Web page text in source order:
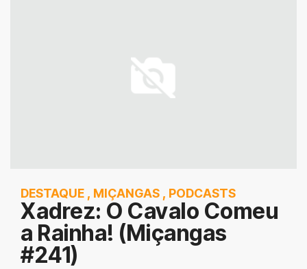
DESTAQUE , MIÇANGAS , PODCASTS
Xadrez: O Cavalo Comeu
a Rainha! (Miçangas
#241)